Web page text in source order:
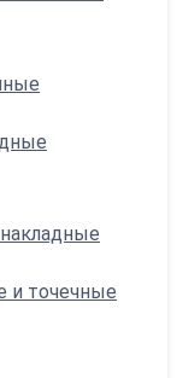
и точечные